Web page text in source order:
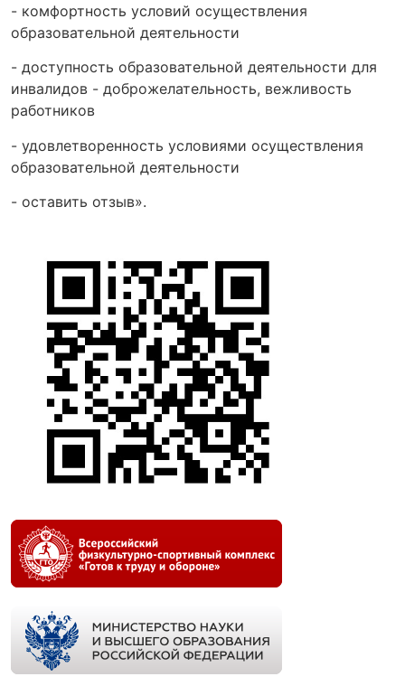
- комфортность условий осуществления
образовательной деятельности
- доступность образовательной деятельности для
инвалидов - доброжелательность, вежливость
работников
- удовлетворенность условиями осуществления
образовательной деятельности
- оставить отзыв».